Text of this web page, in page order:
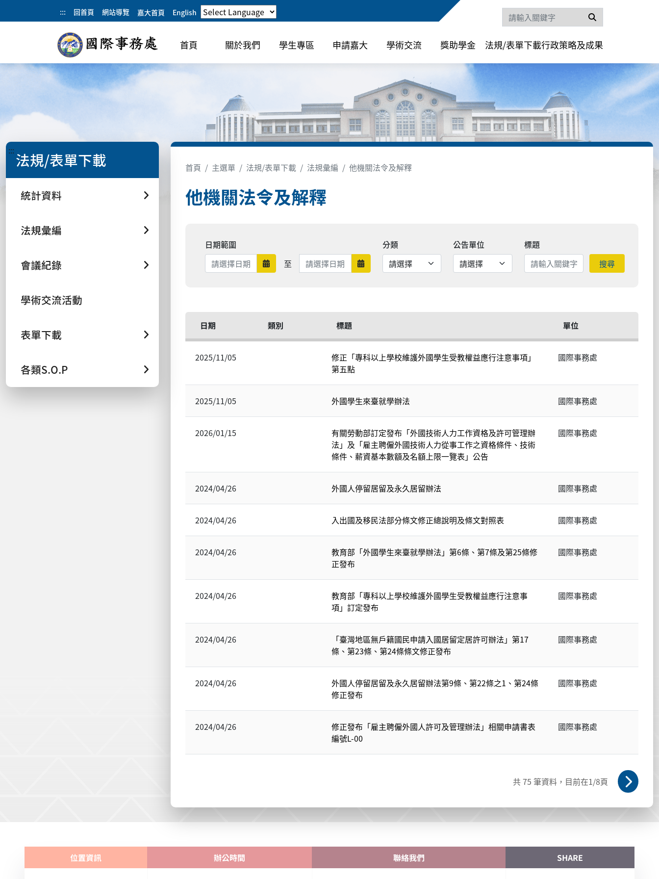
::: 回首頁 網站導覽 嘉大首頁 English
首頁 關於我們 學生專區 申請嘉大 學術交流 獎助學金 法規/表單下載行政策略及成果
::: 法規/表單下載
統計資料
法規彙編
會議紀錄
學術交流活動
表單下載
各類S.O.P
首頁 主選單 法規/表單下載 法規彙編 他機關法令及解釋
他機關法令及解釋
日期範圍
日期範圍開始
至 日期範圍結束 日期範圍結束
分類 公告單位
標題
搜尋
日期 類別 標題 單位
2025/11/05
修正「專科以上學校維護外國學生受教權益應行注意事項」
第五點
國際事務處
2025/11/05 外國學生來臺就學辦法 國際事務處
2026/01/15
有關勞動部訂定發布「外國技術人力工作資格及許可管理辦
法」及「雇主聘僱外國技術人力從事工作之資格條件、技術
條件、薪資基本數額及名額上限一覽表」公告
國際事務處
2024/04/26 外國人停留居留及永久居留辦法 國際事務處
2024/04/26 入出國及移民法部分條文修正總說明及條文對照表 國際事務處
2024/04/26
教育部「外國學生來臺就學辦法」第6條、第7條及第25條修
正發布
國際事務處
2024/04/26
教育部「專科以上學校維護外國學生受教權益應行注意事
項」訂定發布
國際事務處
2024/04/26
「臺灣地區無戶籍國民申請入國居留定居許可辦法」第17
條、第23條、第24條條文修正發布
國際事務處
2024/04/26
外國人停留居留及永久居留辦法第9條、第22條之1、第24條
修正發布
國際事務處
2024/04/26
修正發布「雇主聘僱外國人許可及管理辦法」相關申請書表
編號L-00
國際事務處
共75 筆資料，目前在1/8頁
位置資訊 辦公時間 聯絡我們 SHARE